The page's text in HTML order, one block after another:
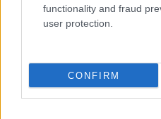
functionality and fraud
user protection.
CONFIRM
Προσοχή στις selfies:
φωτογραφίες κρύβει